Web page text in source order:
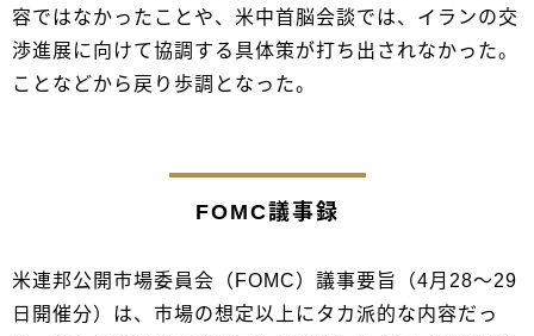
容ではなかったことや、米中首脳会談では、イランの交
渉進展に向けて協調する具体策が打ち出されなかった。
ことなどから戻り歩調となった。
FOMC議事録
米連邦公開市場委員会（FOMC）議事要旨（4月28～29
日開催分）は、市場の想定以上にタカ派的な内容だっ